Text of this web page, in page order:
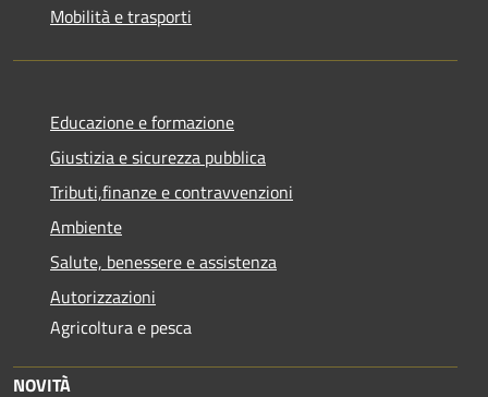
Mobilità e trasporti
Educazione e formazione
Giustizia e sicurezza pubblica
Tributi,finanze e contravvenzioni
Ambiente
Salute, benessere e assistenza
Autorizzazioni
Agricoltura e pesca
NOVITÀ